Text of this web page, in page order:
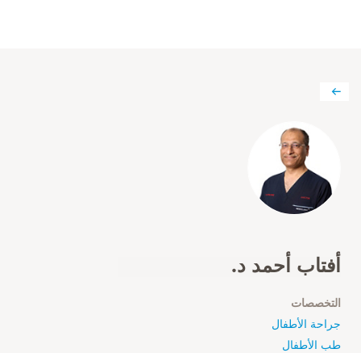
أفتاب أحمد د.
التخصصات
جراحة الأطفال
طب الأطفال